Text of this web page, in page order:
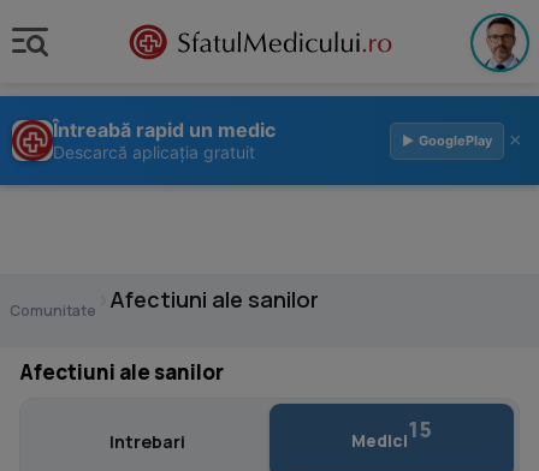
Întreabă rapid un medic
Descarcă aplicația gratuit
▶ GooglePlay ×
Comunitate Afectiuni ale sanilor
Afectiuni ale sanilor
Intrebari Medici15